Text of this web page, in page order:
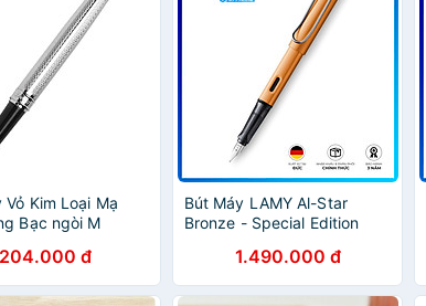
Vỏ Kim Loại Mạ
Bạc ngòi M
204.000 đ
Bút Máy LAMY Al-Star
Bronze - Special Edition
1.490.000 đ